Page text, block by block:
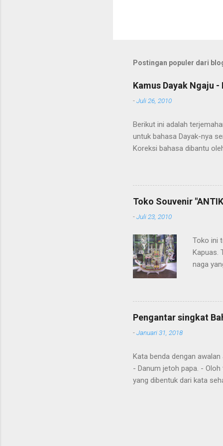
Postingan populer dari
Kamus Dayak Ngaju -
-Juli 26, 2010
Berikut ini adalah
untuk bahasa Dayak-nya
Koreksi bahasa dibantu
Toko Souvenir
-Juli 23, 2010
Toko ini
Kapuas.
naga
Pengantar singkat
-Januari 31, 2018
Kata benda dengan
- Danum jetoh papa. -
yang dibentuk dari kata
"aton", nya; "jari", sudah;
Omba aku , pergi dengan